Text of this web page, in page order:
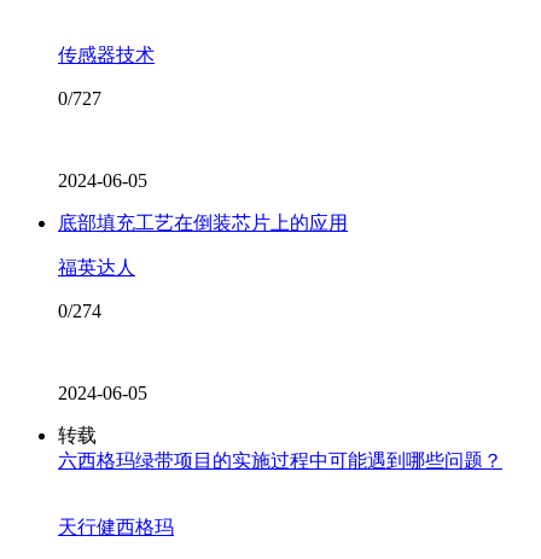
传感器技术
0/727
2024-06-05
底部填充工艺在倒装芯片上的应用
福英达人
0/274
2024-06-05
转载
六西格玛绿带项目的实施过程中可能遇到哪些问题？
天行健西格玛